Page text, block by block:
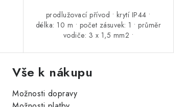
prodlužovací přívod • krytí IP44 •
délka: 10 m • počet zásuvek: 1 • průměr
vodiče: 3 x 1,5 mm2 •
Vše k nákupu
Možnosti dopravy